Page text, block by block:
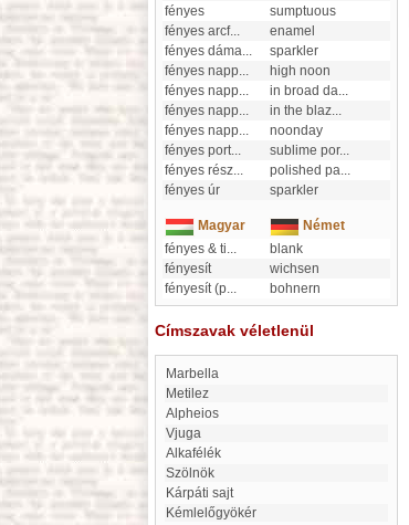
fényes
sumptuous
fényes arcf...
enamel
fényes dáma...
sparkler
fényes napp...
high noon
fényes napp... in broad da...
fényes napp... in the blaz...
fényes napp...
noonday
fényes port... sublime por...
fényes rész... polished pa...
fényes úr
sparkler
Magyar
Német
fényes & ti...
blank
fényesít
wichsen
fényesít (p... bohnern
Címszavak véletlenül
Marbella
metilez
Alpheios
Vjuga
Alkafélék
Szölnök
Kárpáti sajt
Kémlelőgyökér